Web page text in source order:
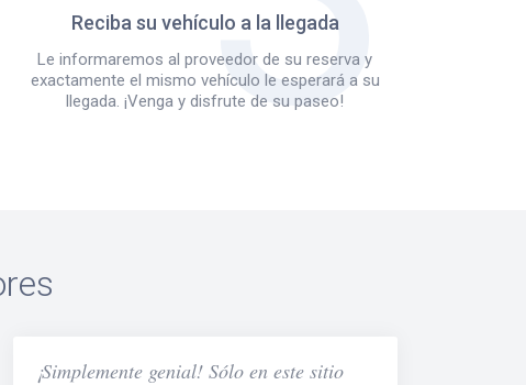
Reciba su vehículo a la llegada
Le informaremos al proveedor de su reserva y
exactamente el mismo vehículo le esperará a su
llegada. ¡Venga y disfrute de su paseo!
¡Simplemente genial! Sólo en este sitio